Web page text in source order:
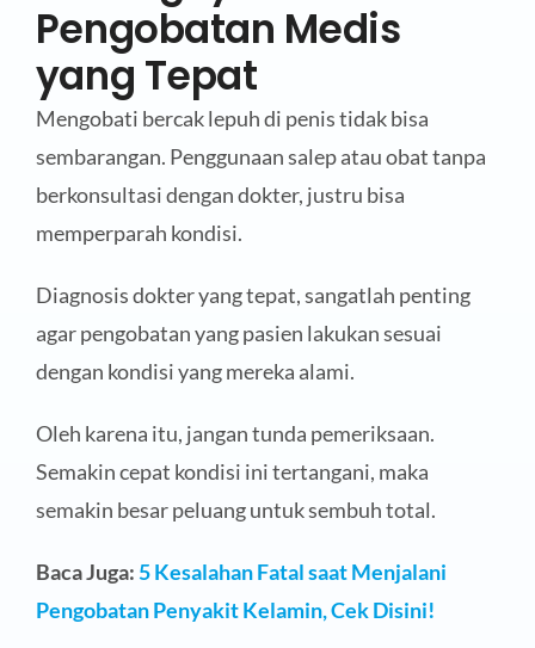
Pengobatan Medis
yang Tepat
Mengobati bercak lepuh di penis tidak bisa
sembarangan. Penggunaan salep atau obat tanpa
berkonsultasi dengan dokter, justru bisa
memperparah kondisi.
Diagnosis dokter yang tepat, sangatlah penting
agar pengobatan yang pasien lakukan sesuai
dengan kondisi yang mereka alami.
Oleh karena itu, jangan tunda pemeriksaan.
Semakin cepat kondisi ini tertangani, maka
semakin besar peluang untuk sembuh total.
Baca Juga:5 Kesalahan Fatal saat Menjalani
Pengobatan Penyakit Kelamin, Cek Disini!